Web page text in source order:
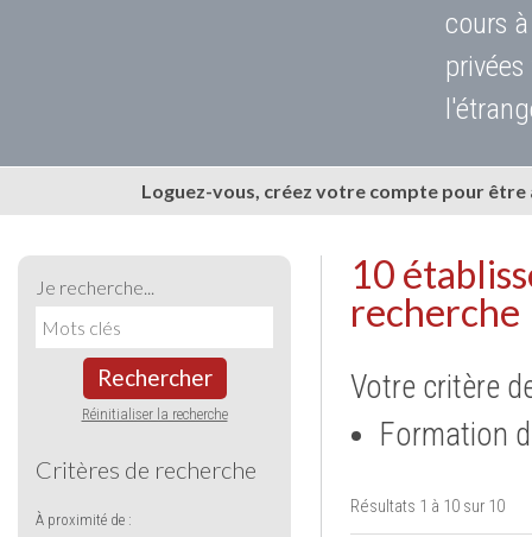
cours
Loguez-vous, créez votre compte pour
Je recherche...
Rechercher
Réinitialiser la recherche
Critères de recherche
À proximité de :
10
recherche
Votre critère
Formation
Résultats 1 à 10 sur 10